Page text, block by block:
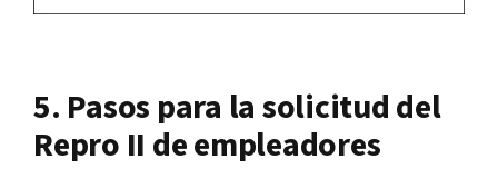
5. Pasos para la solicitud del
Repro II de empleadores